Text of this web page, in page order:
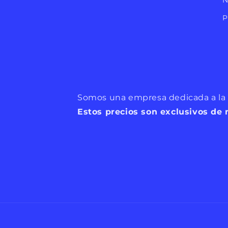
Somos una empresa dedicada a
Estos precios son exclusivos